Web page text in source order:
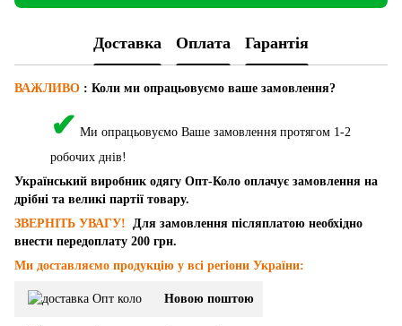
Доставка Оплата Гарантія
ВАЖЛИВО : Коли ми опрацьовуємо ваше замовлення?
✔ Ми опрацьовуємо Ваше замовлення протягом 1-2
робочих днів!
Український виробник одягу Опт-Коло оплачує замовлення на
дрібні та великі партії товару.
ЗВЕРНІТЬ УВАГУ!
Для замовлення післяплатою необхідно
внести передоплату 200 грн.
Ми доставляємо продукцію у всі регіони України:
Новою поштою